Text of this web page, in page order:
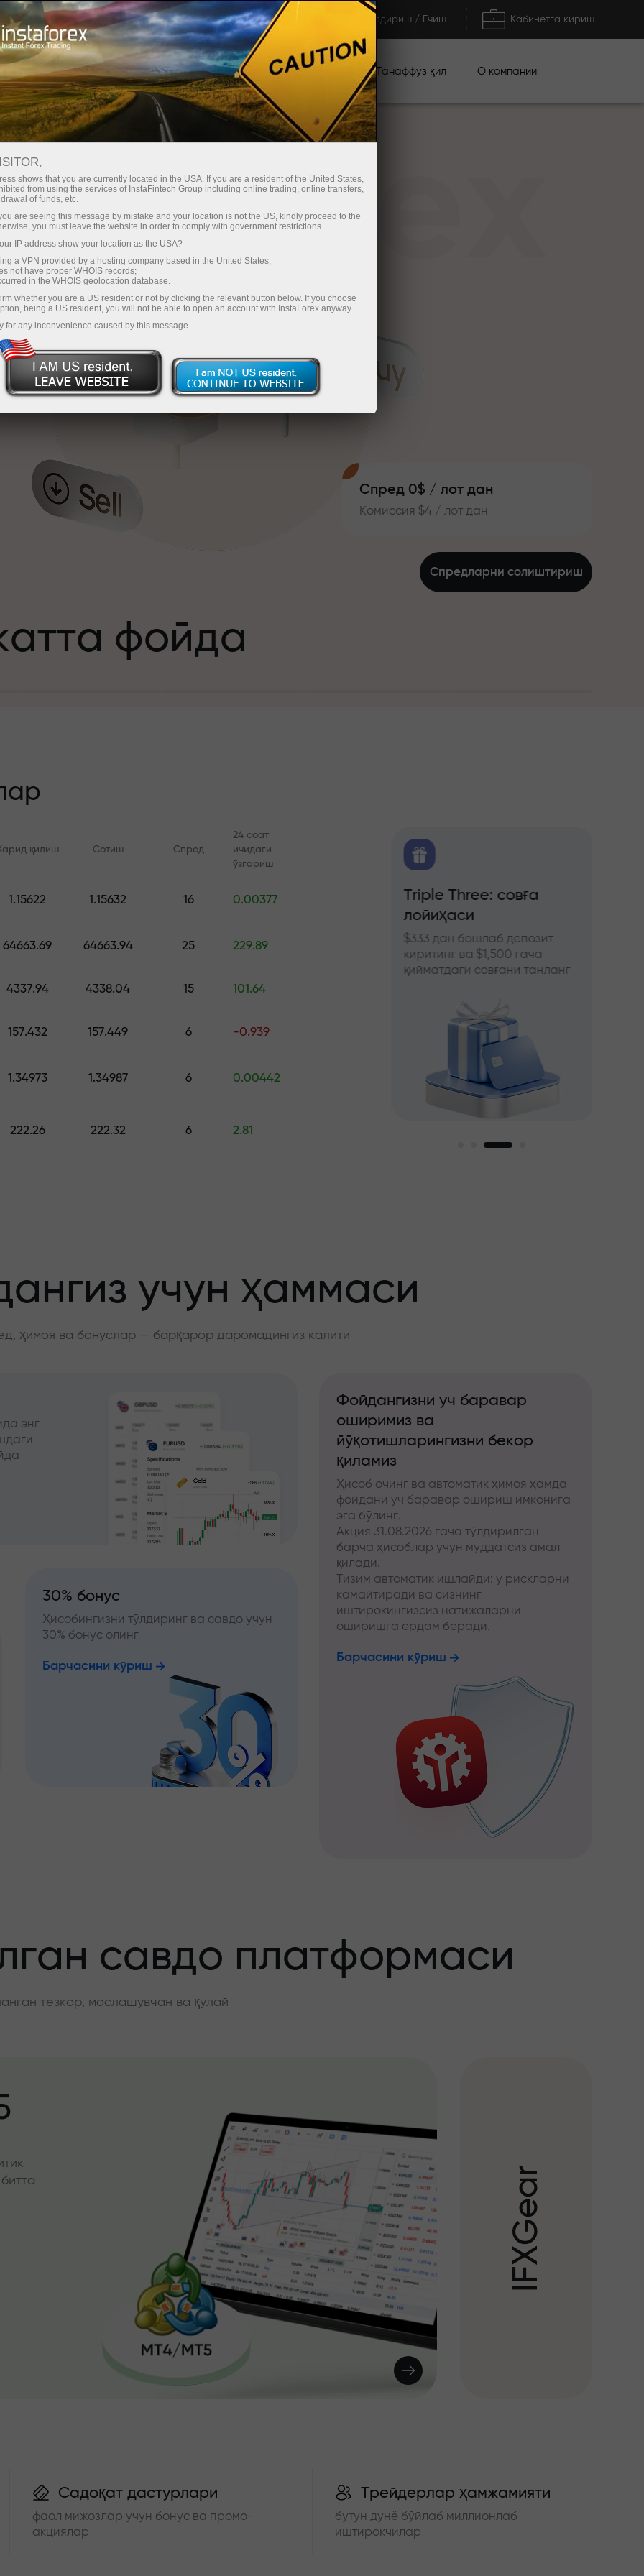
Ҳисоб-варағини тез очиш Савдо платформаси Тўлдириш / Ечиш Кабинетга кириш
Энди иш
учун
Инвесторлар
учун
Ҳамкорлар учун Промоакциялар Танаффуз қил О компании
Спред 0$ / лот дан
Комиссия $4 / лот дан
фойда
учун
жекпоти
— $1,500 гача қийматдаги совғани танланг
қилинг —
— бозордаги
Спредларни солиштириш
қилиш Сотиш Спред
24 соат
ичидаги
ўзгариш
1.15622 1.15632 16 0.00377
64663.69 64663.94 25 229.89
4337.94 4338.04 15 101.64
157.432 157.449 6 -0.939
1.34973 1.34987 6 0.00442
222.26 222.32 6 2.81
Онлайн курслар
курслар ва вебинарлар
FX.CO билан аналитика
Triple Three: совға
лойиҳаси
$333 дан бошлаб депозит
киритинг ва $1,500 гача
қийматдаги совғани танланг
учун ҳаммаси
ҳимоя ва бонуслар — барқарор даромадингиз калити
энг
30% бонус
Ҳисобингизни тўлдиринг ва савдо учун
30% бонус олинг
Барчасини кўриш
Фойдангизни уч баравар
оширимиз ва
йўқотишларингизни бекор
қиламиз
Ҳисоб очинг ва автоматик ҳимоя ҳамда
фойдани уч баравар ошириш имконига
эга бўлинг.
Акция 31.08.2026 гача тўлдирилган
барча ҳисоблар учун муддатсиз амал
қилади.
Тизим автоматик ишлайди: у рискларни
камайтиради ва сизнинг
иштирокингизсиз натижаларни
оширишга ёрдам беради.
Барчасини кўриш
савдо платформаси
тезкор, мослашувчан ва қулай
I
F
X
G
e
a
r
Садоқат дастурлари
фаол мижозлар учун бонус ва промо-
акциялар
Трейдерлар ҳамжамияти
бутун дунё бўйлаб миллионлаб
иштирокчилар
shows that you are currently located in the USA. If you are a resident of the United States,
from using the services of InstaFintech Group including online trading, online transfers,
of funds, etc.
are seeing this message by mistake and your location is not the US, kindly proceed to the
you must leave the website in order to comply with government restrictions.
IP address show your location as the USA?
a VPN provided by a hosting company based in the United States;
not have proper WHOIS records;
in the WHOIS geolocation database.
whether you are a US resident or not by clicking the relevant button below. If you choose
being a US resident, you will not be able to open an account with InstaForex anyway.
for any inconvenience caused by this message.